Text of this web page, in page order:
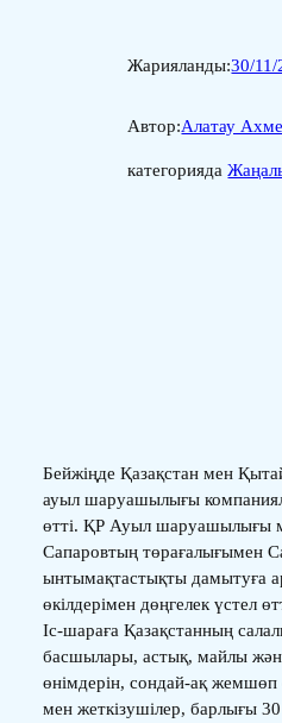
Жарияланды:30/
Автор:Алатау
категорияда
Бейжіңде Қазақстан мен
ауыл шаруашылығы
өтті. ҚР Ауыл шаруашылығы
Сапаровтың төрағалығымен
ынтымақтастықты дамытуға
өкілдерімен дөңгелек үстел
Іс-шараға Қазақстанның
басшылары, астық, майлы
өнімдерін, сондай-ақ жемшөп
мен жеткізушілер, барлығы